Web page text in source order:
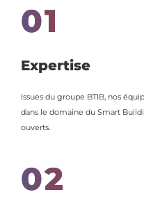
01
Expertise
Issues du groupe BTIB, nos
dans le domaine du Smart
ouverts.
02